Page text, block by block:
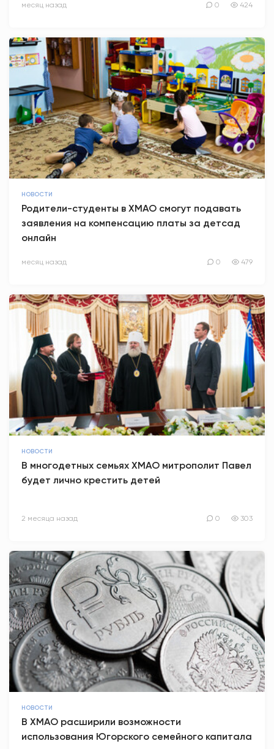
месяц назад 0 424
НОВОСТИ
Родители-студенты в ХМАО смогут подавать
заявления на компенсацию платы за детсад
онлайн
месяц назад 0 479
НОВОСТИ
В многодетных семьях ХМАО митрополит Павел
будет лично крестить детей
2 месяца назад 0 303
НОВОСТИ
В ХМАО расширили возможности
использования Югорского семейного капитала